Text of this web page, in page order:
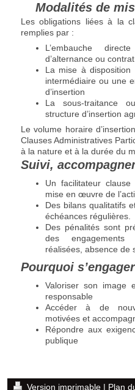
Modalités de
Les obligations liées à la
remplies par :
L’embauche
d’alternance ou
La mise à disposition
intermédiaire ou une
d’insertion
La sous-traitance
structure d’insertion
Le volume horaire
Clauses Administratives
à la nature et à la durée du
Suivi,
Un facilitateur
mise en œuvre de
Des bilans qualitatifs
échéances régulières.
Des pénalités sont
des engagements
réalisées, absence de
Pourquoi
Valoriser son image
responsable
Accéder à de
motivées et
Répondre aux
publique
Version imprimable | Plan